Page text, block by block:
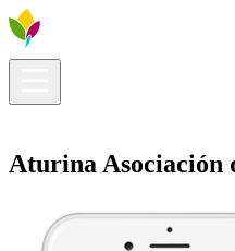
Aturina Asociación